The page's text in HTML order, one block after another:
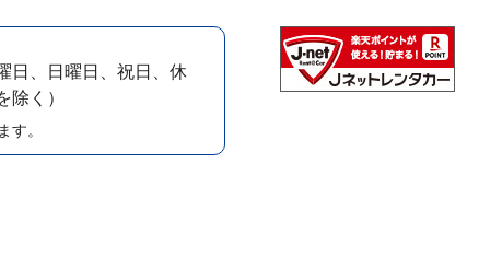
日、日曜日、祝日、休
除く）
す。